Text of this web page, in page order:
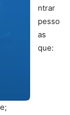
ntrar
pesso
as
que: